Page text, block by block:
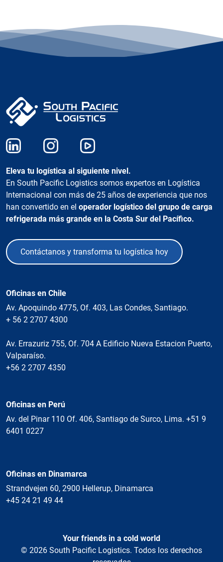
Eleva tu logística al siguiente nivel.
En South Pacific Logistics somos expertos en Logística
Internacional con más de 25 años de experiencia que nos
han convertido en el operador logístico del grupo de carga
refrigerada más grande en la Costa Sur del Pacífico.
Contáctanos y transforma tu logística hoy
Oficinas en Chile
Av. Apoquindo 4775, Of. 403, Las Condes, Santiago.
+ 56 2 2707 4300
Av. Errazuriz 755, Of. 704 A Edificio Nueva Estacion Puerto,
Valparaíso.
+56 2 2707 4350
Oficinas en Perú
Av. del Pinar 110 Of. 406, Santiago de Surco, Lima. +51 9
6401 0227
Oficinas en Dinamarca
Strandvejen 60, 2900 Hellerup, Dinamarca
+45 24 21 49 44
Your friends in a cold world
© 2026 South Pacific Logistics. Todos los derechos